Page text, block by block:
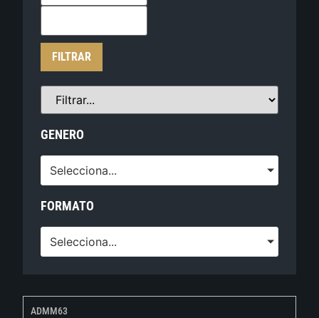
FILTRAR
GENERO
Selecciona...
FORMATO
Selecciona...
ADMM63